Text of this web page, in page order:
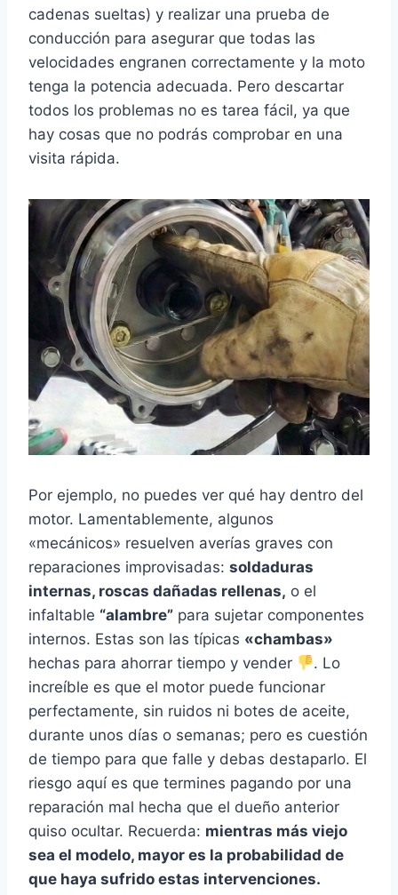
cadenas sueltas) y realizar una prueba de
conducción para asegurar que todas las
velocidades engranen correctamente y la moto
tenga la potencia adecuada. Pero descartar
todos los problemas no es tarea fácil, ya que
hay cosas que no podrás comprobar en una
visita rápida.
Por ejemplo, no puedes ver qué hay dentro del
motor. Lamentablemente, algunos
«mecánicos» resuelven averías graves con
reparaciones improvisadas: soldaduras
internas, roscas dañadas rellenas, o el
infaltable “alambre” para sujetar componentes
internos. Estas son las típicas «chambas»
hechas para ahorrar tiempo y vender
. Lo
increíble es que el motor puede funcionar
perfectamente, sin ruidos ni botes de aceite,
durante unos días o semanas; pero es cuestión
de tiempo para que falle y debas destaparlo. El
riesgo aquí es que termines pagando por una
reparación mal hecha que el dueño anterior
quiso ocultar. Recuerda: mientras más viejo
sea el modelo, mayor es la probabilidad de
que haya sufrido estas intervenciones.